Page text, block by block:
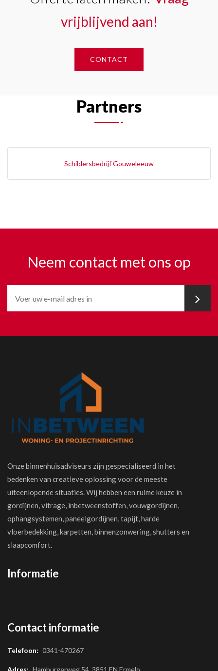
vrijblijvend aan!
CONTACT
Partners
Schildersbedrijf Gouweleeuw
Neem contact met ons op
Onze binnenhuisadviseurs zijn gespecialiseerd in het
bedenken van creatieve oplossing voor de meeste
uiteenlopende situaties. Wij hebben een ruime keuze in
gordijnen, vitrage, inbetweenstoffen, vouwgordijnen,
ophangsystemen, paneelgordijnen, tapijt, harde
vloerbedekking, karpetten, binnenzonwering, shutters en
slaapcomfort.
Informatie
Contact informatie
Telefoon: 0341-470267
Adres: Hamburgerweg 54, 3851 EN Ermelo